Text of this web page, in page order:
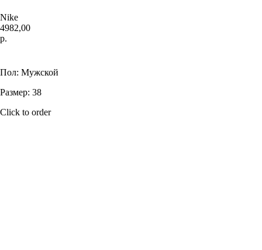
Nike
4982,00
р.
Пол: Мужской
Размер: 38
Click to order